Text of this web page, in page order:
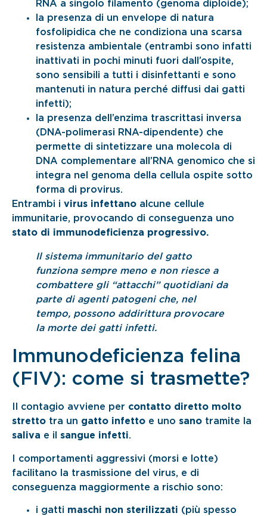
RNA a singolo filamento (genoma diploide);
la presenza di un envelope di natura
fosfolipidica che ne condiziona una scarsa
resistenza ambientale (entrambi sono infatti
inattivati in pochi minuti fuori dall’ospite,
sono sensibili a tutti i disinfettanti e sono
mantenuti in natura perché diffusi dai gatti
infetti);
la presenza dell’enzima trascrittasi inversa
(DNA-polimerasi RNA-dipendente) che
permette di sintetizzare una molecola di
DNA complementare all’RNA genomico che si
integra nel genoma della cellula ospite sotto
forma di provirus.
Entrambi i virus infettano alcune cellule
immunitarie, provocando di conseguenza uno
stato di immunodeficienza progressivo.
Il sistema immunitario del gatto
funziona sempre meno e non riesce a
combattere gli “attacchi” quotidiani da
parte di agenti patogeni che, nel
tempo, possono addirittura provocare
la morte dei gatti infetti.
Immunodeficienza felina
(FIV): come si trasmette?
Il contagio avviene per contatto diretto molto
stretto tra un gatto infetto e uno sano tramite la
saliva e il sangue infetti.
I comportamenti aggressivi (morsi e lotte)
facilitano la trasmissione del virus, e di
conseguenza maggiormente a rischio sono:
i gatti maschi non sterilizzati (più spesso